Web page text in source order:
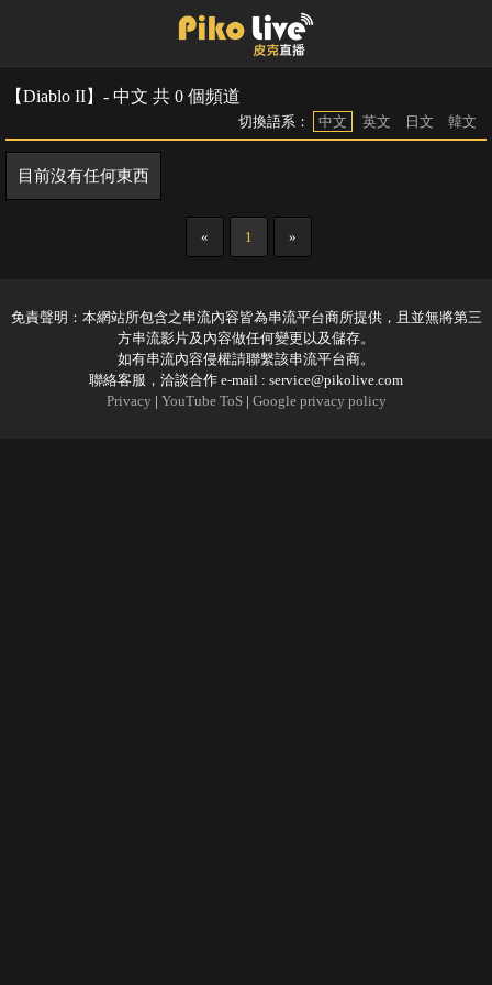
【Diablo II】- 中文 共 0 個頻道
切換語系： 中文 英文 日文 韓文
目前沒有任何東西
« 1 »
免責聲明：本網站所包含之串流內容皆為串流平台商所提供，且並無將第三
方串流影片及內容做任何變更以及儲存。
如有串流內容侵權請聯繫該串流平台商。
聯絡客服，洽談合作 e-mail : service@pikolive.com
Privacy | YouTube ToS| Google privacy policy